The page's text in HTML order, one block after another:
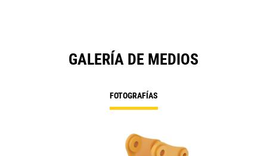
GALERÍA DE MEDIOS
FOTOGRAFÍAS